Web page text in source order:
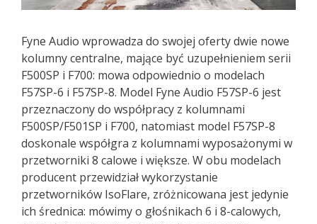
Fyne Audio wprowadza do swojej oferty dwie nowe
kolumny centralne, mające być uzupełnieniem serii
F500SP i F700: mowa odpowiednio o modelach
F57SP-6 i F57SP-8. Model Fyne Audio F57SP-6 jest
przeznaczony do współpracy z kolumnami
F500SP/F501SP i F700, natomiast model F57SP-8
doskonale współgra z kolumnami wyposażonymi w
przetworniki 8 calowe i większe. W obu modelach
producent przewidział wykorzystanie
przetworników IsoFlare, zróżnicowana jest jedynie
ich średnica: mówimy o głośnikach 6 i 8-calowych,